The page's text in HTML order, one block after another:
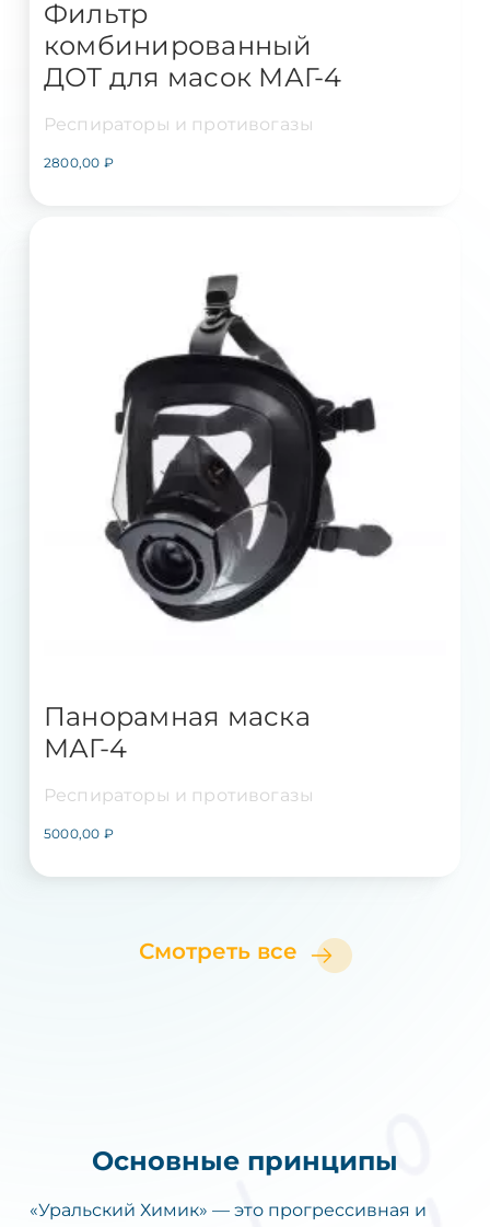
Фильтр
комбинированный
ДОТ для масок МАГ-4
Респираторы и противогазы
2800,00 ₽
Панорамная маска
МАГ-4
Респираторы и противогазы
5000,00 ₽
Смотреть все
Основные принципы
«Уральский Химик» — это прогрессивная и